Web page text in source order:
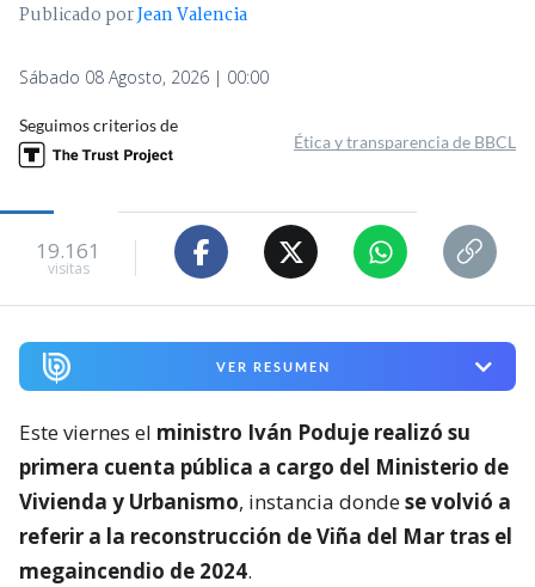
Publicado porJean Valencia
Sábado 08 Agosto, 2026 | 00:00
Seguimos criterios de
Ética y transparencia de BBCL
19.161
visitas
VER RESUMEN
Este viernes el ministro Iván Poduje realizó su
primera cuenta pública a cargo del Ministerio de
Vivienda y Urbanismo, instancia dondese volvió a
referir a la reconstrucción de Viña del Mar tras el
megaincendio de 2024.